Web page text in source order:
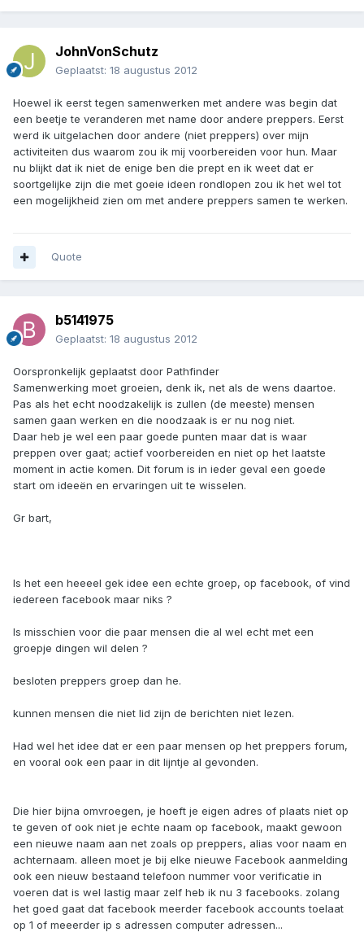
JohnVonSchutz
Geplaatst: 18 augustus 2012
Hoewel ik eerst tegen samenwerken met andere was begin dat
een beetje te veranderen met name door andere preppers. Eerst
werd ik uitgelachen door andere (niet preppers) over mijn
activiteiten dus waarom zou ik mij voorbereiden voor hun. Maar
nu blijkt dat ik niet de enige ben die prept en ik weet dat er
soortgelijke zijn die met goeie ideen rondlopen zou ik het wel tot
een mogelijkheid zien om met andere preppers samen te werken.
Quote
b5141975
Geplaatst: 18 augustus 2012
Oorspronkelijk geplaatst door Pathfinder
Samenwerking moet groeien, denk ik, net als de wens daartoe.
Pas als het echt noodzakelijk is zullen (de meeste) mensen
samen gaan werken en die noodzaak is er nu nog niet.
Daar heb je wel een paar goede punten maar dat is waar
preppen over gaat; actief voorbereiden en niet op het laatste
moment in actie komen. Dit forum is in ieder geval een goede
start om ideeën en ervaringen uit te wisselen.
Gr bart,
Is het een heeeel gek idee een echte groep, op facebook, of vind
iedereen facebook maar niks ?
Is misschien voor die paar mensen die al wel echt met een
groepje dingen wil delen ?
besloten preppers groep dan he.
kunnen mensen die niet lid zijn de berichten niet lezen.
Had wel het idee dat er een paar mensen op het preppers forum,
en vooral ook een paar in dit lijntje al gevonden.
Die hier bijna omvroegen, je hoeft je eigen adres of plaats niet op
te geven of ook niet je echte naam op facebook, maakt gewoon
een nieuwe naam aan net zoals op preppers, alias voor naam en
achternaam. alleen moet je bij elke nieuwe Facebook aanmelding
ook een nieuw bestaand telefoon nummer voor verificatie in
voeren dat is wel lastig maar zelf heb ik nu 3 facebooks. zolang
het goed gaat dat facebook meerder facebook accounts toelaat
op 1 of meeerder ip s adressen computer adressen...